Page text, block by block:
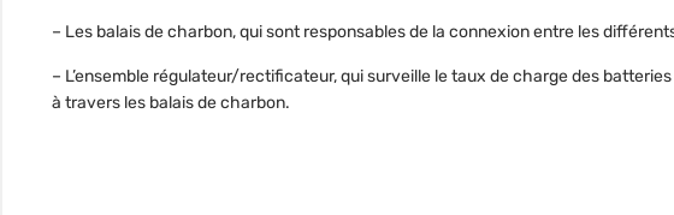
– Les balais de charbon, qui sont responsables de la connexion entre les
– L’ensemble régulateur/rectificateur, qui surveille le taux de charge des
à travers les balais de charbon.